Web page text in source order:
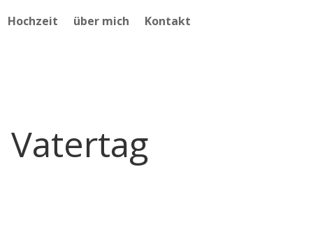
Hochzeit über mich Kontakt